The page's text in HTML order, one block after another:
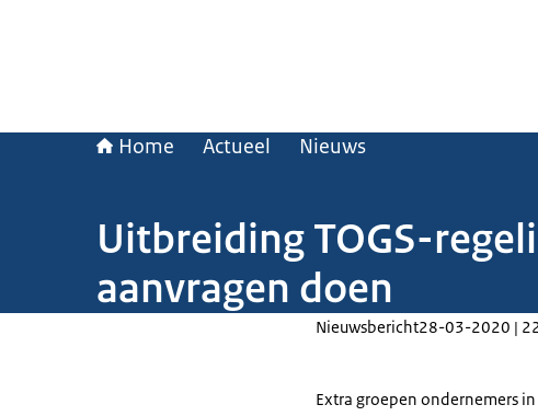
Home Actueel Nieuws
Uitbreiding TOGS-
aanvragen doen
Nieuwsbericht28-03-2020 |
Extra groepen ondernemers